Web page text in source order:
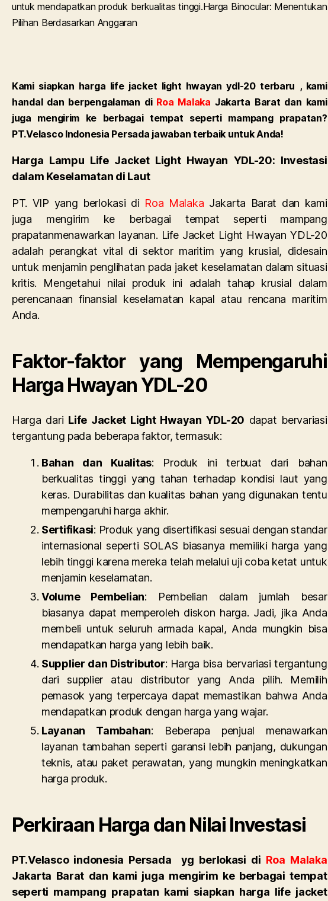
untuk mendapatkan produk berkualitas tinggi.Harga Binocular: Menentukan
Pilihan Berdasarkan Anggaran
Kami siapkan harga life jacket light hwayan ydl-20 terbaru , kami
handal dan berpengalaman di Roa Malaka Jakarta Barat dan kami
juga mengirim ke berbagai tempat seperti mampang prapatan?
PT.Velasco Indonesia Persada jawaban terbaik untuk Anda!
Harga Lampu Life Jacket Light Hwayan YDL-20: Investasi
dalam Keselamatan di Laut
PT. VIP yang berlokasi di Roa Malaka Jakarta Barat dan kami
juga mengirim ke berbagai tempat seperti mampang
prapatanmenawarkan layanan. Life Jacket Light Hwayan YDL-20
adalah perangkat vital di sektor maritim yang krusial, didesain
untuk menjamin penglihatan pada jaket keselamatan dalam situasi
kritis. Mengetahui nilai produk ini adalah tahap krusial dalam
perencanaan finansial keselamatan kapal atau rencana maritim
Anda.
Faktor-faktor yang Mempengaruhi
Harga Hwayan YDL-20
Harga dari Life Jacket Light Hwayan YDL-20 dapat bervariasi
tergantung pada beberapa faktor, termasuk:
Bahan dan Kualitas: Produk ini terbuat dari bahan
berkualitas tinggi yang tahan terhadap kondisi laut yang
keras. Durabilitas dan kualitas bahan yang digunakan tentu
mempengaruhi harga akhir.
Sertifikasi: Produk yang disertifikasi sesuai dengan standar
internasional seperti SOLAS biasanya memiliki harga yang
lebih tinggi karena mereka telah melalui uji coba ketat untuk
menjamin keselamatan.
Volume Pembelian: Pembelian dalam jumlah besar
biasanya dapat memperoleh diskon harga. Jadi, jika Anda
membeli untuk seluruh armada kapal, Anda mungkin bisa
mendapatkan harga yang lebih baik.
Supplier dan Distributor: Harga bisa bervariasi tergantung
dari supplier atau distributor yang Anda pilih. Memilih
pemasok yang terpercaya dapat memastikan bahwa Anda
mendapatkan produk dengan harga yang wajar.
Layanan Tambahan: Beberapa penjual menawarkan
layanan tambahan seperti garansi lebih panjang, dukungan
teknis, atau paket perawatan, yang mungkin meningkatkan
harga produk.
Perkiraan Harga dan Nilai Investasi
PT.Velasco indonesia Persada yg berlokasi di Roa Malaka
Jakarta Barat dan kami juga mengirim ke berbagai tempat
seperti mampang prapatan kami siapkan harga life jacket